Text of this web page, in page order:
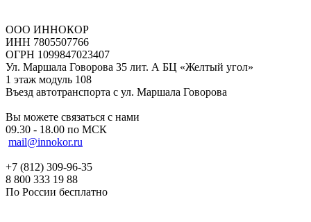
ООО ИННОКОР
ИНН 7805507766
ОГРН 1099847023407
Ул. Маршала Говорова 35 лит. А БЦ «Желтый угол»
1 этаж модуль 108
Въезд автотранспорта с ул. Маршала Говорова
Вы можете связаться с нами
09.30 - 18.00 по МСК
mail@innokor.ru
+7 (812) 309-96-35
8 800 333 19 88
По России бесплатно